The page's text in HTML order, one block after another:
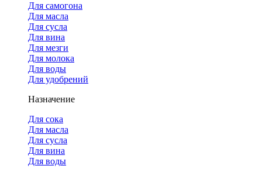
Для самогона
Для масла
Для сусла
Для вина
Для мезги
Для молока
Для воды
Для удобрений
Назначение
Для сока
Для масла
Для сусла
Для вина
Для воды